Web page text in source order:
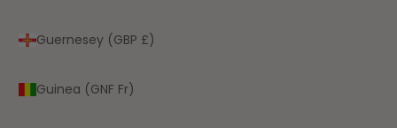
Guernesey (GBP £)
Guinea (GNF Fr)